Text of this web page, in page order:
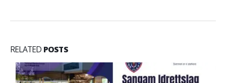
RELATED POSTS
நோர்வே தமிழ்ச்சங்கம் பட்மின்டன் பயிற்சிகளை பின்வரும்